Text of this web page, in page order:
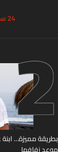
24 ساعة2
بطريقة مميزة…